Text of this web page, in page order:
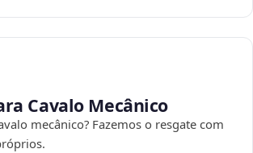
Cavalo Mecânico
mecânico? Fazemos o resgate com